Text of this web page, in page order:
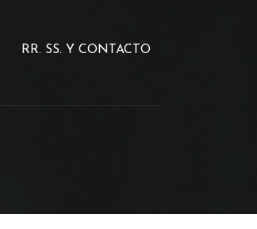
RR. SS. Y CONTACTO